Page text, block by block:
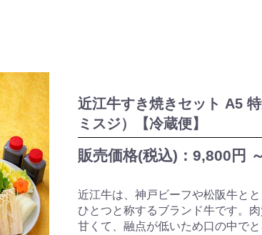
近江牛すき焼きセット A5
ミスジ）【冷蔵便】
販売価格(税込)：9,800円
近江牛は、神戸ビーフや松阪牛と
ひとつと称するブランド牛です。
甘くて、融点が低いため口の中で